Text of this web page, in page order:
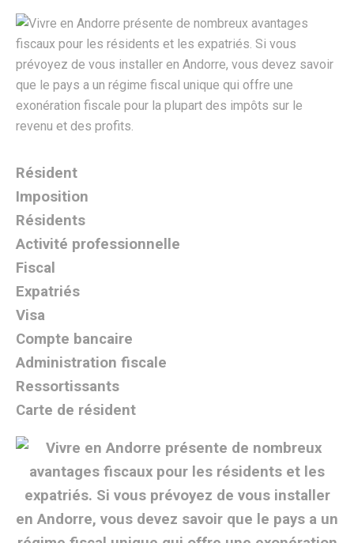
Résident
Imposition
Résidents
Activité professionnelle
Fiscal
Expatriés
Visa
Compte bancaire
Administration fiscale
Ressortissants
Carte de résident